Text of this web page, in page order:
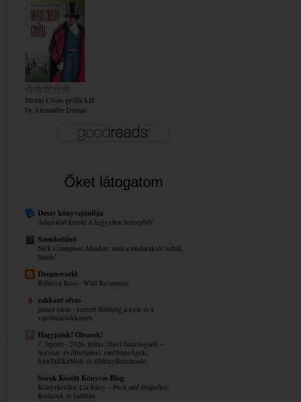
Monte Cristo grófja I-II
by Alexandre Dumas
Őket látogatom
Deszy könyvajánlója
Adaptáció készül A kegyetlen hercegből!
Szembetűnő
Nick Crumpton: Minden, amit a madarakról tudtál,
hamis!
Dreamworld
Rebecca Ross - Wild Reverence
zakkant olvas
júliusi zárás - ezerrel dübörög a nyár és a
várólistacsökkentés
Hagyjatok! Olvasok!
7. fejezet - 2026. július | Havi összefoglaló ~
Sorozat- és filmAjánló, ranD0msÁgok,
hAuTaZikaMoly és élMényBeszámoló
Sorok Között Könyves Blog
Könyvkritika: Lia Riley – Puck ​and Prejudice:
Bodicsek és balítélet